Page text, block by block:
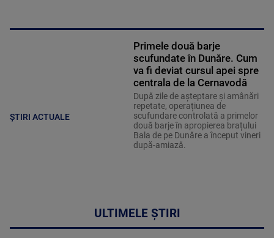
ȘTIRI ACTUALE
Primele două barje
scufundate în Dunăre. Cum
va fi deviat cursul apei spre
centrala de la Cernavodă
După zile de așteptare și amânări
repetate, operațiunea de
scufundare controlată a primelor
două barje în apropierea brațului
Bala de pe Dunăre a început vineri
după-amiază.
ULTIMELE ȘTIRI